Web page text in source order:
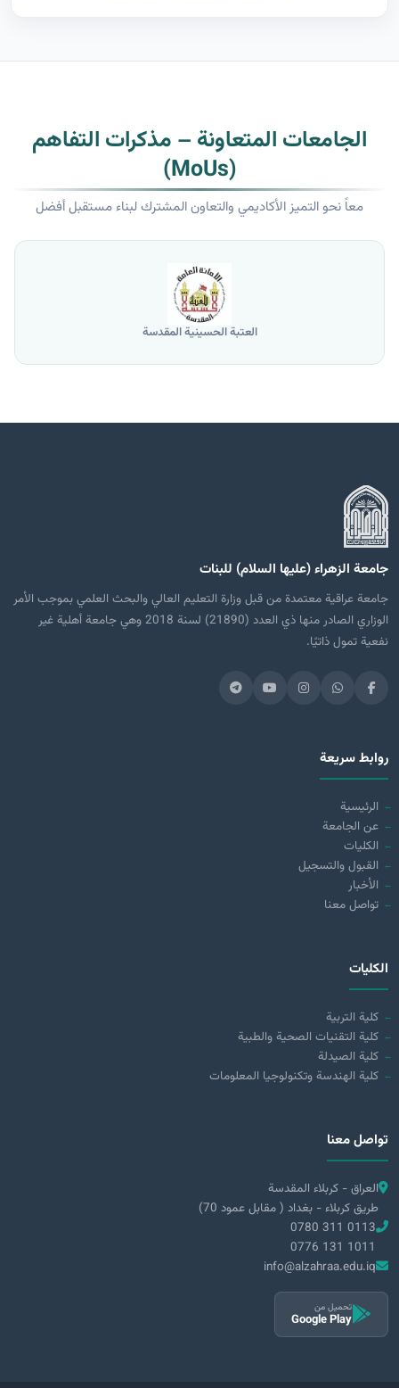
الجامعات المتعاونة – مذكرات التفاهم
(MoUs)
معاً نحو التميز الأكاديمي والتعاون المشترك لبناء مستقبل أفضل
العتبة الحسينية المقدسة
جامعة الزهراء (عليها السلام) للبنات
جامعة عراقية معتمدة من قبل وزارة التعليم العالي والبحث العلمي بموجب الأمر
الوزاري الصادر منها ذي العدد (21890) لسنة 2018 وهي جامعة أهلية غير
نفعية تمول ذاتيًا.
روابط سريعة
الرئيسية
عن الجامعة
الكليات
القبول والتسجيل
الأخبار
تواصل معنا
الكليات
كلية التربية
كلية التقنيات الصحية والطبية
كلية الصيدلة
كلية الهندسة وتكنولوجيا المعلومات
تواصل معنا
العراق - كربلاء المقدسة
طريق كربلاء - بغداد ( مقابل عمود 70)
0780 311 0113
0776 131 1011
info@alzahraa.edu.iq
تحميل من
Google Play